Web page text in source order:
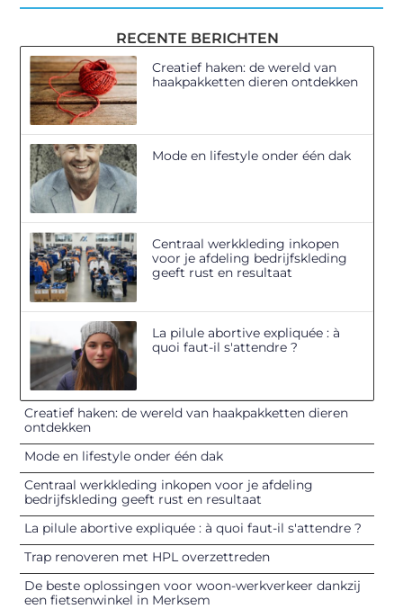
RECENTE BERICHTEN
Creatief haken: de wereld van
haakpakketten dieren ontdekken
Mode en lifestyle onder één dak
Centraal werkkleding inkopen
voor je afdeling bedrijfskleding
geeft rust en resultaat
La pilule abortive expliquée : à
quoi faut-il s'attendre ?
Creatief haken: de wereld van haakpakketten dieren
ontdekken
Mode en lifestyle onder één dak
Centraal werkkleding inkopen voor je afdeling
bedrijfskleding geeft rust en resultaat
La pilule abortive expliquée : à quoi faut-il s'attendre ?
Trap renoveren met HPL overzettreden
De beste oplossingen voor woon-werkverkeer dankzij
een fietsenwinkel in Merksem